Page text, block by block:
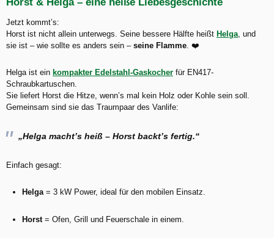
Jetzt kommt’s:
Horst ist nicht allein unterwegs. Seine bessere Hälfte heißt Helga , und
sie ist – wie sollte es anders sein – seine Flamme . ❤️
Helga ist ein kompakter Edelstahl-Gaskocher für EN417-
Schraubkartuschen.
Sie liefert Horst die Hitze, wenn’s mal kein Holz oder Kohle sein soll.
Gemeinsam sind sie das Traumpaar des Vanlife:
„Helga macht’s heiß – Horst backt’s fertig.“
Einfach gesagt:
Helga= 3 kW Power, ideal für den mobilen Einsatz.
Horst= Ofen, Grill und Feuerschale in einem.